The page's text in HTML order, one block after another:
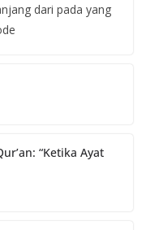
dari pada yang
“Ketika Ayat